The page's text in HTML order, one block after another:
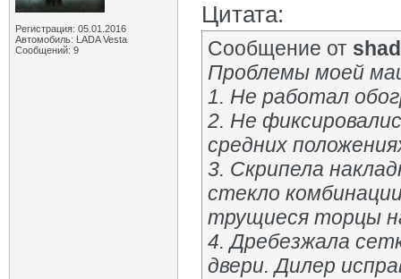
Регистрация: 05.01.2016
Автомобиль: LADA Vesta
Сообщений: 9
Цитата:
Сообщение от
Проблемы моей
1. Не работал
2. Не
средних
3. Скрипела
стекло
трущиеся торцы
4. Дребезжала
двери. Дилер